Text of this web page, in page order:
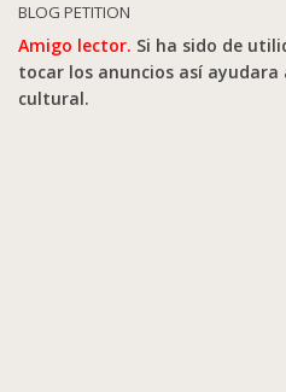
BLOG PETITION
Amigo lector. Si ha sido de
tocar los anuncios así
cultural.